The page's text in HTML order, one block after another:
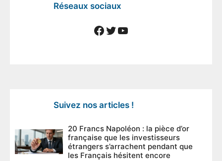
Réseaux sociaux
Facebook
Twitter
YouTube
Suivez nos articles !
20 Francs Napoléon : la pièce d’or
française que les investisseurs
étrangers s’arrachent pendant que
les Français hésitent encore